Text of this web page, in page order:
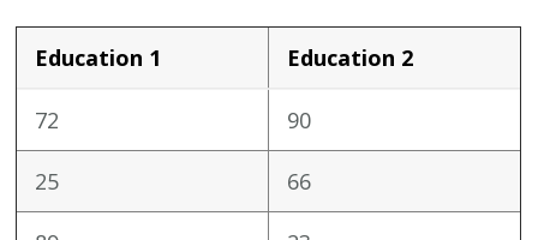
Education 1 Education 2
72 90
25 66